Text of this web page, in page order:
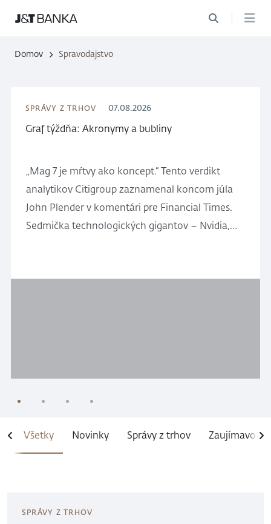
Domov Spravodajstvo
SPRÁVY Z TRHOV 07.08.2026
Graf týždňa: Akronymy a bubliny
„Mag 7 je mŕtvy ako koncept.“ Tento verdikt
analytikov Citigroup zaznamenal koncom júla
John Plender v komentári pre Financial Times.
Sedmička technologických gigantov – Nvidia,
tretinu kapitalizácie S&P 500, prišla v júni o viac
1 2 3 4
Všetky Novinky Správy z trhov Zaujímavosti
SPRÁVY Z TRHOV